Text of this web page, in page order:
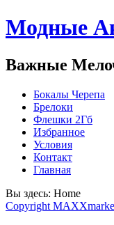
Модные
Важные
Бокалы Черепа
Брелоки
Флешки 2Гб
Избранное
Условия
Контакт
Главная
Вы здесь: Home
Copyright